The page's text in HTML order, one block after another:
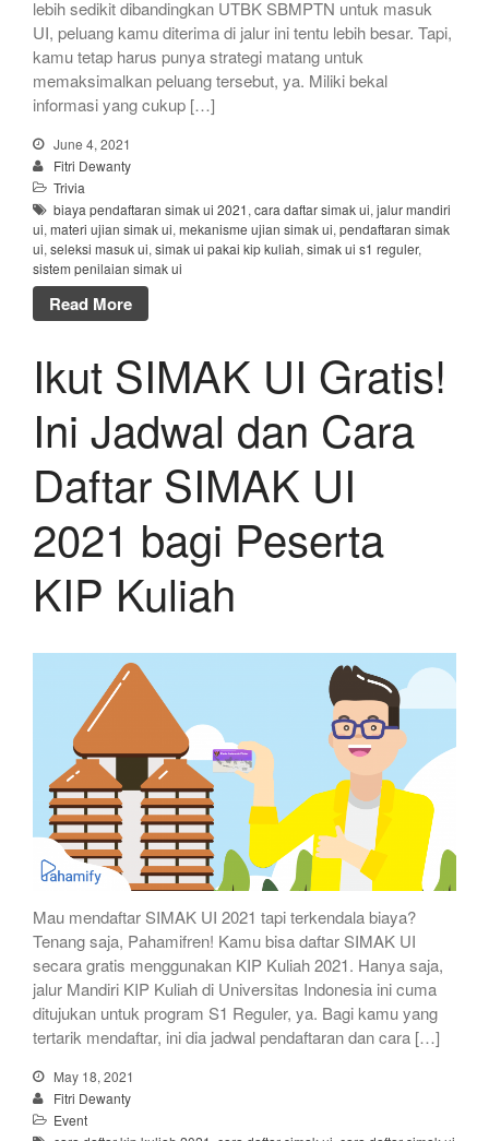
lebih sedikit dibandingkan UTBK SBMPTN untuk masuk
UI, peluang kamu diterima di jalur ini tentu lebih besar. Tapi,
kamu tetap harus punya strategi matang untuk
memaksimalkan peluang tersebut, ya. Miliki bekal
informasi yang cukup […]
June 4, 2021
Fitri Dewanty
Trivia
biaya pendaftaran simak ui 2021, cara daftar simak ui, jalur mandiri
ui, materi ujian simak ui, mekanisme ujian simak ui, pendaftaran simak
ui, seleksi masuk ui, simak ui pakai kip kuliah, simak ui s1 reguler,
sistem penilaian simak ui
Read More
Ikut SIMAK UI Gratis!
Ini Jadwal dan Cara
Daftar SIMAK UI
2021 bagi Peserta
KIP Kuliah
Mau mendaftar SIMAK UI 2021 tapi terkendala biaya?
Tenang saja, Pahamifren! Kamu bisa daftar SIMAK UI
secara gratis menggunakan KIP Kuliah 2021. Hanya saja,
jalur Mandiri KIP Kuliah di Universitas Indonesia ini cuma
ditujukan untuk program S1 Reguler, ya. Bagi kamu yang
tertarik mendaftar, ini dia jadwal pendaftaran dan cara […]
May 18, 2021
Fitri Dewanty
Event